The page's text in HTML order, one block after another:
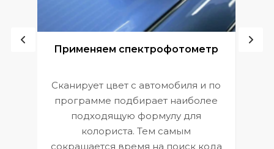
Применяем спектрофотометр
Сканирует цвет с автомобиля и по
программе подбирает наиболее
подходящую формулу для
колориста. Тем самым
сокращается время на поиск кода